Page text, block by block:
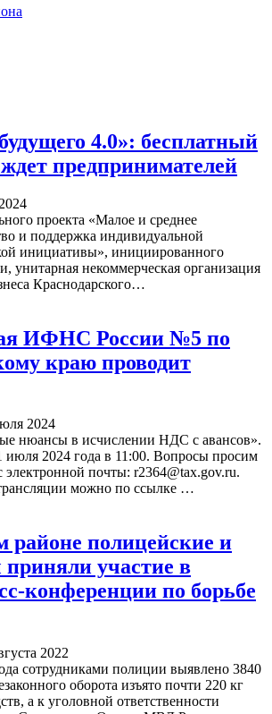
4.0»: бесплатный
предпринимателей
проекта «Малое и среднее
и поддержка индивидуальной
инициативы», инициированного
унитарная некоммерческая организация
Краснодарского…
ИФНС России №5 по
краю проводит
2024
нюансы в исчислении НДС с авансов».
июля 2024 года в 11:00. Вопросы просим
электронной почты: r2364@tax.gov.ru.
можно по ссылке …
районе полицейские и
участие в
конференции по борьбе
2022
сотрудниками полиции выявлено 3840
оборота изъято почти 220 кг
а к уголовной ответственности